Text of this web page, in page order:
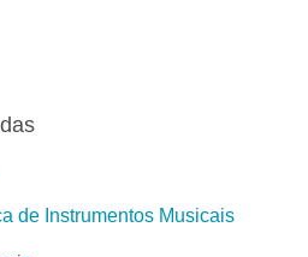
de Instrumentos Musicais